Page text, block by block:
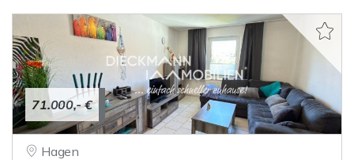
71.000,- €
Hagen